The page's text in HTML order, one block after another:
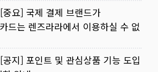
[중요] 국제 결제 브랜드가
드는 렌즈라라에서 이용하실 수 없
[공지] 포인트 및 관심상품 기능 도입